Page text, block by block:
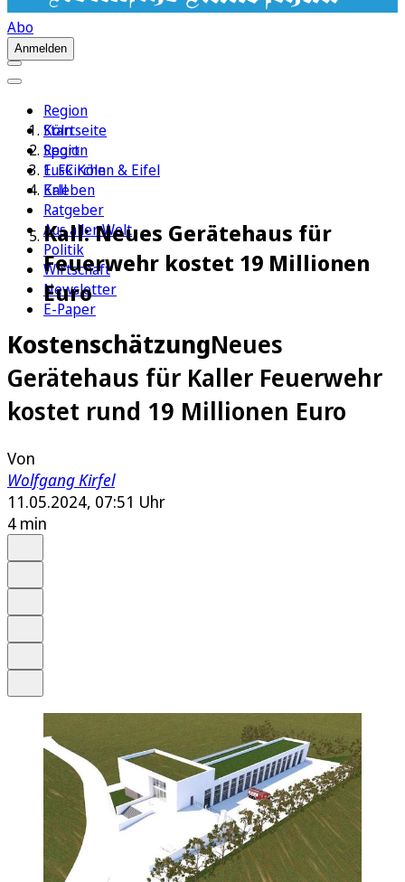
Abo
Anmelden
Region
Köln
Sport
1. FC Köln
Erleben
Ratgeber
Aus aller Welt
Politik
Wirtschaft
Newsletter
E-Paper
Startseite
Region
Euskirchen & Eifel
Kall
Kall: Neues Gerätehaus für
Feuerwehr kostet 19 Millionen
Euro
KostenschätzungNeues
Gerätehaus für Kaller Feuerwehr
kostet rund 19 Millionen Euro
Von
Wolfgang Kirfel
11.05.2024, 07:51 Uhr
4 min